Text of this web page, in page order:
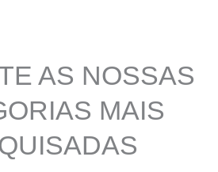
AS NOSSAS
MAIS